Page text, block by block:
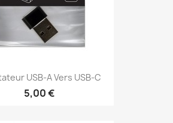
USB‑A Vers USB‑C
5,00 €